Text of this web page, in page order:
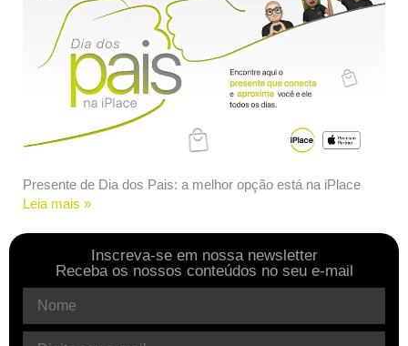
Presente de Dia dos Pais: a melhor opção está na iPlace
Leia mais »
Inscreva-se em nossa newsletter
Receba os nossos conteúdos no seu e-mail